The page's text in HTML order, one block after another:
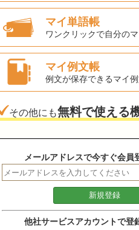
マイ単語帳
ワンクリックで自分の
マイ例文帳
例文が保存できるマイ
その他にも無料で使える
メールアドレスで今すぐ会員
他社サービスアカウントで登